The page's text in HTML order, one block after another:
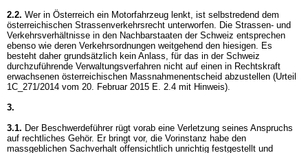
2.2. Wer in Österreich ein Motorfahrzeug lenkt, ist selbstredend dem
österreichischen Strassenverkehrsrecht unterworfen. Die Strassen- und
Verkehrsverhältnisse in den Nachbarstaaten der Schweiz entsprechen
ebenso wie deren Verkehrsordnungen weitgehend den hiesigen. Es
besteht daher grundsätzlich kein Anlass, für das in der Schweiz
durchzuführende Verwaltungsverfahren nicht auf einen in Rechtskraft
erwachsenen österreichischen Massnahmenentscheid abzustellen (Urteil
1C_271/2014 vom 20. Februar 2015 E. 2.4 mit Hinweis).
3.
3.1. Der Beschwerdeführer rügt vorab eine Verletzung seines Anspruchs
auf rechtliches Gehör. Er bringt vor, die Vorinstanz habe den
massgeblichen Sachverhalt offensichtlich unrichtig festgestellt und